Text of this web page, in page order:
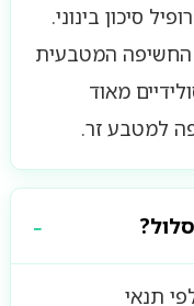
סיכון בינוני.
המטבעית
מאוד
למטבע זר.
תנאי